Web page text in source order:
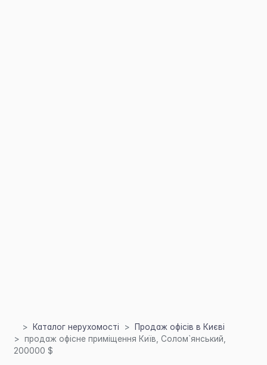
Каталог нерухомості
Продаж офісів в Києві
продаж офісне приміщення Київ, Солом`янський,
200000 $